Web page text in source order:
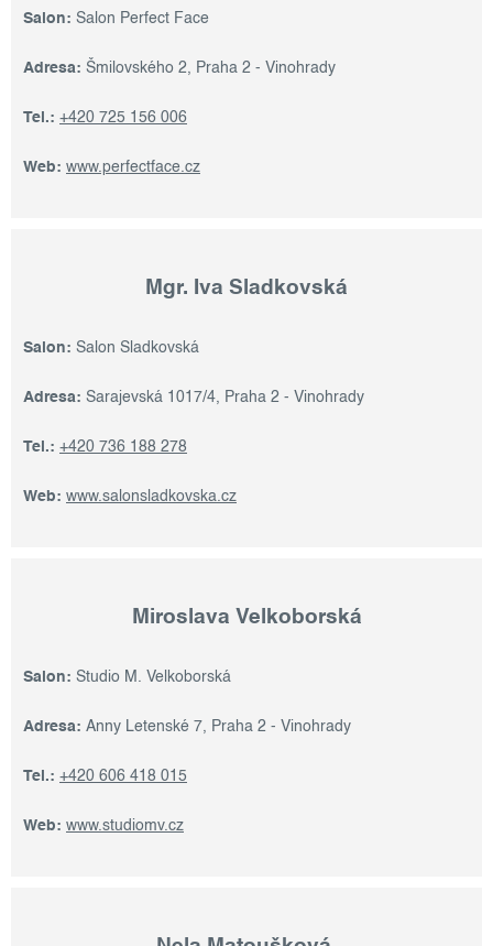
Salon: Salon Perfect Face
Adresa: Šmilovského 2, Praha 2 - Vinohrady
Tel.: +420 725 156 006
Web: www.perfectface.cz
Mgr. Iva Sladkovská
Salon: Salon Sladkovská
Adresa: Sarajevská 1017/4, Praha 2 - Vinohrady
Tel.: +420 736 188 278
Web: www.salonsladkovska.cz
Miroslava Velkoborská
Salon: Studio M. Velkoborská
Adresa: Anny Letenské 7, Praha 2 - Vinohrady
Tel.: +420 606 418 015
Web: www.studiomv.cz